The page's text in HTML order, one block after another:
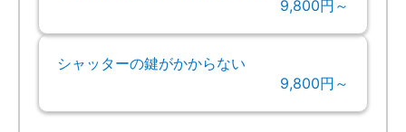
9,800円～
シャッターの鍵がかからない
9,800円～